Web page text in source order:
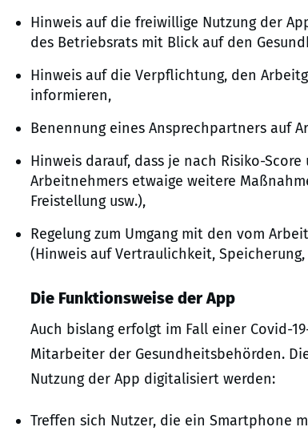
Hinweis auf die freiwillige Nutzung der
des Betriebsrats mit Blick auf den
Hinweis auf die Verpflichtung, den
informieren,
Benennung eines Ansprechpartners auf
Hinweis darauf, dass je nach Risiko-
Arbeitnehmers etwaige weitere
Freistellung usw.),
Regelung zum Umgang mit den vom
(Hinweis auf Vertraulichkeit,
Die Funktionsweise der App
Auch bislang erfolgt im Fall einer Covid-
Mitarbeiter der Gesundheitsbehörden.
Nutzung der App digitalisiert werden:
Treffen sich Nutzer, die ein Smartphone